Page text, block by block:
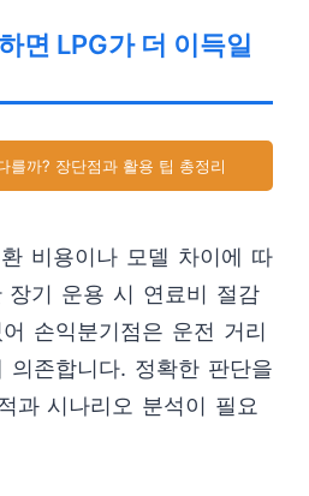
면 LPG가 더 이득일
를까? 장단점과 활용 팁 총정리
비용이나 모델 차이에 따
장기 운용 시 연료비 절감
손익분기점은 운전 거리
의존합니다. 정확한 판단을
과 시나리오 분석이 필요